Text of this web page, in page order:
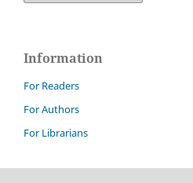
Information
For Readers
For Authors
For Librarians